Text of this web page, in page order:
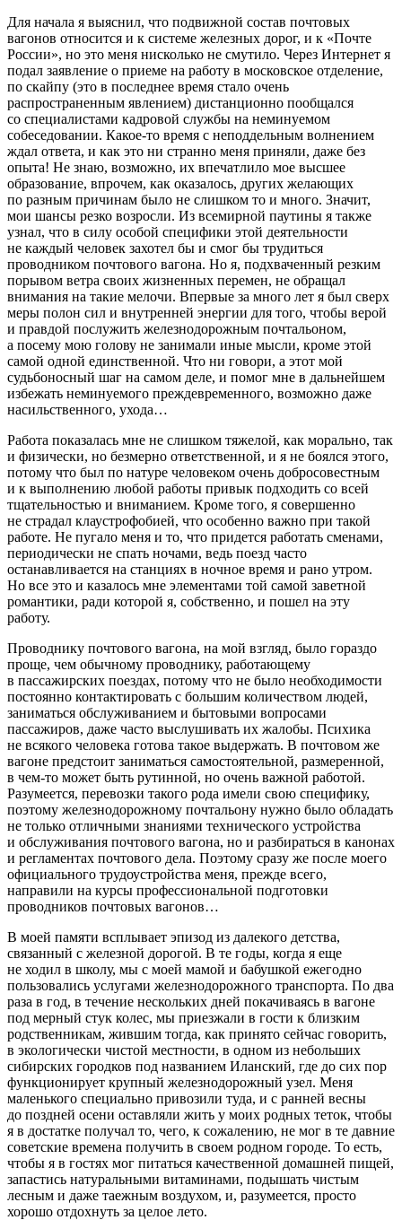
Для начала я выяснил, что подвижной состав почтовых
вагонов относится и к системе железных дорог, и к «Почте
России», но это меня нисколько не смутило. Через Интернет я
подал заявление о приеме на работу в московское отделение,
по скайпу (это в последнее время стало очень
распространенным явлением) дистанционно пообщался
со специалистами кадровой службы на неминуемом
собеседовании. Какое-то время с неподдельным волнением
ждал ответа, и как это ни странно меня приняли, даже без
опыта! Не знаю, возможно, их впечатлило мое высшее
образование, впрочем, как оказалось, других желающих
по разным причинам было не слишком то и много. Значит,
мои шансы резко возросли. Из всемирной паутины я также
узнал, что в силу особой специфики этой деятельности
не каждый человек захотел бы и смог бы трудиться
проводником почтового вагона. Но я, подхваченный резким
порывом ветра своих жизненных перемен, не обращал
внимания на такие мелочи. Впервые за много лет я был сверх
меры полон сил и внутренней энергии для того, чтобы верой
и правдой послужить железнодорожным почтальоном,
а посему мою голову не занимали иные мысли, кроме этой
самой одной единственной. Что ни говори, а этот мой
судьбоносный шаг на самом деле, и помог мне в дальнейшем
избежать неминуемого преждевременного, возможно даже
насильственного, ухода…
Работа показалась мне не слишком тяжелой, как морально, так
и физически, но безмерно ответственной, и я не боялся этого,
потому что был по натуре человеком очень добросовестным
и к выполнению любой работы привык подходить со всей
тщательностью и вниманием. Кроме того, я совершенно
не страдал клаустрофобией, что особенно важно при такой
работе. Не пугало меня и то, что придется работать сменами,
периодически не спать ночами, ведь поезд часто
останавливается на станциях в ночное время и рано утром.
Но все это и казалось мне элементами той самой заветной
романтики, ради которой я, собственно, и пошел на эту
работу.
Проводнику почтового вагона, на мой взгляд, было гораздо
проще, чем обычному проводнику, работающему
в пассажирских поездах, потому что не было необходимости
постоянно контактировать с большим количеством людей,
заниматься обслуживанием и бытовыми вопросами
пассажиров, даже часто выслушивать их жалобы. Психика
не всякого человека готова такое выдержать. В почтовом же
вагоне предстоит заниматься самостоятельной, размеренной,
в чем-то может быть рутинной, но очень важной работой.
Разумеется, перевозки такого рода имели свою специфику,
поэтому железнодорожному почтальону нужно было обладать
не только отличными знаниями технического устройства
и обслуживания почтового вагона, но и разбираться в канонах
и регламентах почтового дела. Поэтому сразу же после моего
официального трудоустройства меня, прежде всего,
направили на курсы профессиональной подготовки
проводников почтовых вагонов…
В моей памяти всплывает эпизод из далекого детства,
связанный с железной дорогой. В те годы, когда я еще
не ходил в школу, мы с моей мамой и бабушкой ежегодно
пользовались услугами железнодорожного транспорта. По два
раза в год, в течение нескольких дней покачиваясь в вагоне
под мерный стук колес, мы приезжали в гости к близким
родственникам, жившим тогда, как принято сейчас говорить,
в экологически чистой местности, в одном из небольших
сибирских городков под названием Иланский, где до сих пор
функционирует крупный железнодорожный узел. Меня
маленького специально привозили туда, и с ранней весны
до поздней осени оставляли жить у моих родных теток, чтобы
я в достатке получал то, чего, к сожалению, не мог в те давние
советские времена получить в своем родном городе. То есть,
чтобы я в гостях мог питаться качественной домашней пищей,
запастись натуральными витаминами, подышать чистым
лесным и даже таежным воздухом, и, разумеется, просто
хорошо отдохнуть за целое лето.